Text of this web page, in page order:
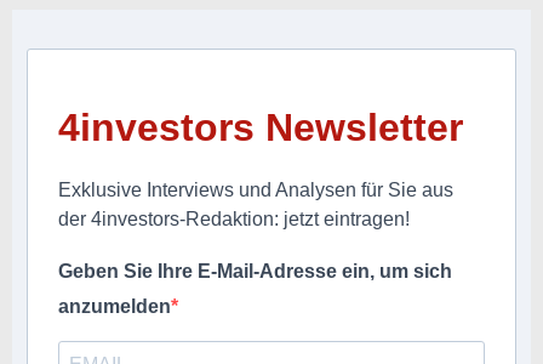
4investors Newsletter
Exklusive Interviews und Analysen für Sie aus
der 4investors-Redaktion: jetzt eintragen!
Geben Sie Ihre E-Mail-Adresse ein, um sich
anzumelden